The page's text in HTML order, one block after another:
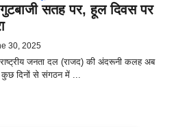
सतह पर, हूल दिवस पर
30, 2025
जनता दल (राजद) की अंदरूनी कलह अब
दिनों से संगठन में ...